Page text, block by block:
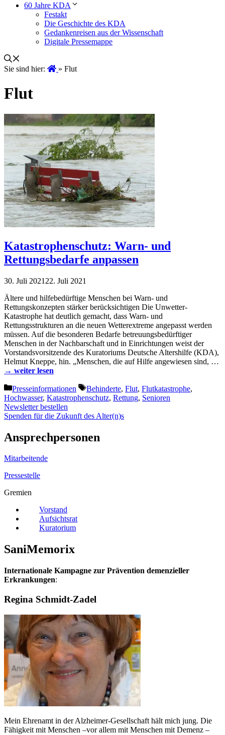
60 Jahre KDA
Festakt
Die Geschichte des KDA
Gedankenreisen aus der Wissenschaft
Digitale Pressemappe
Sie sind hier: » Flut
Flut
Katastrophenschutz: Warn- und
Rettungsbedarfe anpassen
30. Juli 2021 22. Juli 2021
Ältere und hilfebedürftige Menschen bei Warn- und
Rettungskonzepten stärker berücksichtigen Die Unwetter-
Katastrophe hat deutlich gemacht, dass Warn- und
Rettungsstrukturen an die neuen Wetterextreme angepasst werden
müssen. Auf die besonderen Bedarfe betreuungsbedürftiger
Menschen in der Nachbarschaft und in Einrichtungen weist der
Vorstandsvorsitzende des Kuratoriums Deutsche Altershilfe (KDA),
Helmut Kneppe, hin. „Menschen, die auf Hilfe angewiesen sind, …
→ weiter lesen
Kategorien
Presseinformationen Schlagwörter
Behinderte, Flut, Flutkatastrophe,
Hochwasser, Katastrophenschutz, Rettung, Senioren
Newsletter bestellen
Spenden für die Zukunft des Alter(n)s
Ansprechpersonen
Mitarbeitende
Pressestelle
Gremien
Vorstand
Aufsichtsrat
Kuratorium
SaniMemorix
Internationale Kampagne zur Prävention demenzieller
Erkrankungen:
Regina Schmidt-Zadel
Mein Ehrenamt in der Alzheimer-Gesellschaft hält mich jung. Die
Fähigkeit mit Menschen –vor allem mit Menschen mit Demenz –